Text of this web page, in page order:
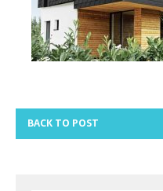
BACK TO POST